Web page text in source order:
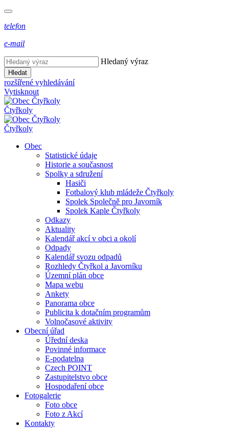
telefon
e-mail
Hledaný výraz
Hledat
rozšířené vyhledávání
Vytisknout
Čtyřkoly
Čtyřkoly
Obec
Statistické údaje
Historie a současnost
Spolky a sdružení
Hasiči
Fotbalový klub mládeže Čtyřkoly
Spolek Společně pro Javorník
Spolek Kaple Čtyřkoly
Odkazy
Aktuality
Kalendář akcí v obci a okolí
Odpady
Kalendář svozu odpadů
Rozhledy Čtyřkol a Javorníku
Územní plán obce
Mapa webu
Ankety
Panorama obce
Publicita k dotačním programům
Volnočasové aktivity
Obecní úřad
Úřední deska
Povinné informace
E-podatelna
Czech POINT
Zastupitelstvo obce
Hospodaření obce
Fotogalerie
Foto obce
Foto z Akcí
Kontakty